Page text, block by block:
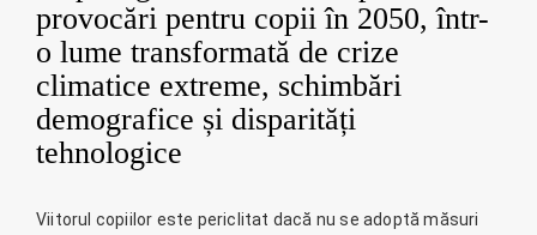
provocări pentru copii în 2050, într-
o lume transformată de crize
climatice extreme, schimbări
demografice și disparități
tehnologice
Viitorul copiilor este periclitat dacă nu se adoptă măsuri